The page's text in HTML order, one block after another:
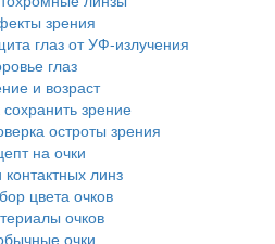
зрения
глаз от УФ-излучения
глаз
и возраст
сохранить зрение
остроты зрения
на очки
линз
цвета очков
очков
очки